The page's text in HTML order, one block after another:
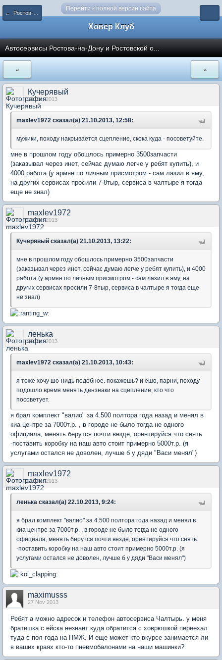
Перейти к полной версии сайта
← Ростов-на-Дону и область
Ховер Клуб
Автосервисы Ростова-на-Дону и Ростовской о...
« »
Кучерявый
21 Oct 2013
maxlev1972 сказал(а) 21.10.2013, 12:58:
мужики, походу накрывается сцепление, скока куда - посоветуйте.
мне в прошлом году обошлось примерно 3500запчасти
(заказывал через инет, сейчас думаю легче у ребят купить), и
4000 работа (у армян по личным присмотром - сам лазил в яму,
на других сервисах просили 7-8тыр, сервиса в чалтыре я тогда
еще не знал)
maxlev1972
21 Oct 2013
Кучерявый сказал(а) 21.10.2013, 13:22:
мне в прошлом году обошлось примерно 3500запчасти
(заказывал через инет, сейчас думаю легче у ребят купить), и 4000
работа (у армян по личным присмотром - сам лазил в яму, на
других сервисах просили 7-8тыр, сервиса в чалтыре я тогда еще
не знал)
ленька
22 Oct 2013
maxlev1972 сказал(а) 21.10.2013, 10:43:
я тоже хочу шо-нидь подобное. покажешь? и ешо, парни, походу
подошло время менять дензнаки на сцепление, кто что
посоветует.
я брал комплект "валио" за 4.500 полтора года назад и менял в
киа центре за 7000т.р. , в городе не было тогда не одного
официала, менять берутся почти везде, орентируйся что снять
-поставить коробку на наш авто стоит примерно 5000т.р. (я
услугами остался не доволен, лучше б у дяди "Васи менял")
maxlev1972
22 Oct 2013
ленька сказал(а) 22.10.2013, 9:24:
я брал комплект "валио" за 4.500 полтора года назад и менял в
киа центре за 7000т.р. , в городе не было тогда не одного
официала, менять берутся почти везде, орентируйся что снять
-поставить коробку на наш авто стоит примерно 5000т.р. (я
услугами остался не доволен, лучше б у дяди "Васи менял")
maximusss
27 Nov 2013
Ребят а можно адресок и телефон автосервиса Чалтырь. у меня
братишка с ейска незнает куда обратится с ховрюшкой.переехал
туда с пол-года на ПМЖ. И еще может кто вкурсе занимается ли
в ваших краях кто-то пневмобалонами на наши машинки?